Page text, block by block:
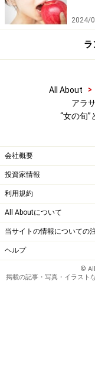
2024/
ラ
All About >
アラ
“女の旬”
会社概要
投資家情報
利用規約
All Aboutについて
当サイトの情報についての
ヘルプ
© All
掲載の記事・写真・イラスト